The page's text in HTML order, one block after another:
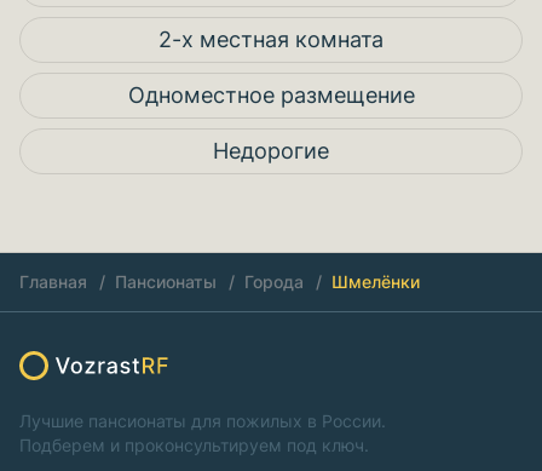
2-х местная комната
Одноместное размещение
Недорогие
Главная Пансионаты Города Шмелёнки
Лучшие пансионаты для пожилых в России.
Подберем и проконсультируем под ключ.